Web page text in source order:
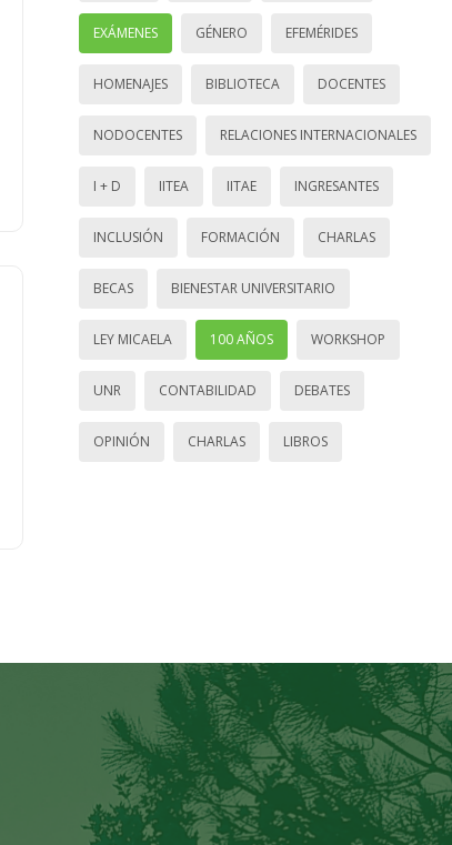
EXÁMENES GÉNERO EFEMÉRIDES
HOMENAJES BIBLIOTECA DOCENTES
NODOCENTES RELACIONES INTERNACIONALES
I + D IITEA IITAE INGRESANTES
INCLUSIÓN FORMACIÓN CHARLAS
BECAS BIENESTAR UNIVERSITARIO
LEY MICAELA 100 AÑOS WORKSHOP
UNR CONTABILIDAD DEBATES
OPINIÓN CHARLAS LIBROS